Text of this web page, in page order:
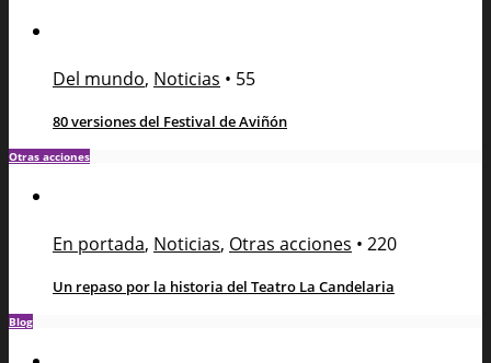
Del mundo, Noticias • 55
80 versiones del Festival de Aviñón
Otras acciones
En portada, Noticias, Otras acciones • 220
Un repaso por la historia del Teatro La Candelaria
Blog